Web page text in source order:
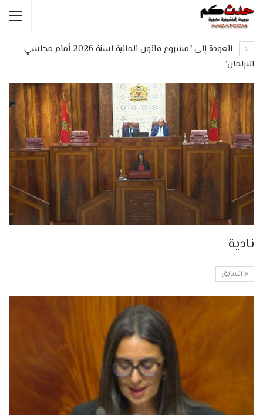
العودة إلى "مشروع قانون المالية لسنة 2026 أمام مجلسي
البرلمان"
نادية
السابق